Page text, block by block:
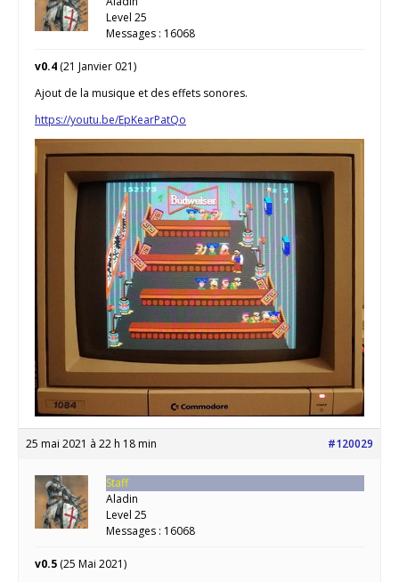
Level 25
Messages : 16068
v0.4 (21 Janvier 021)
Ajout de la musique et des effets sonores.
https://youtu.be/EpKearPatQo
25 mai 2021 à 22 h 18 min #120029
Staff
Aladin
Level 25
Messages : 16068
v0.5 (25 Mai 2021)